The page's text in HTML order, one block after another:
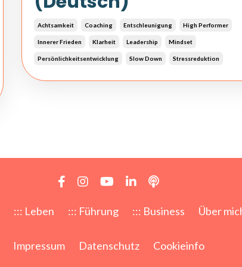
Achtsamkeit Coaching Entschleunigung High Performer
Innerer Frieden Klarheit Leadership Mindset
Persönlichkeitsentwicklung Slow Down Stressreduktion
::: Leben ::: Führung ::: Business Über
Impressum Datenschutz Cookieinfo